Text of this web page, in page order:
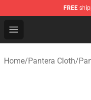
FREE
Open menu
Pantera Store -
Home/Pantera Cloth/